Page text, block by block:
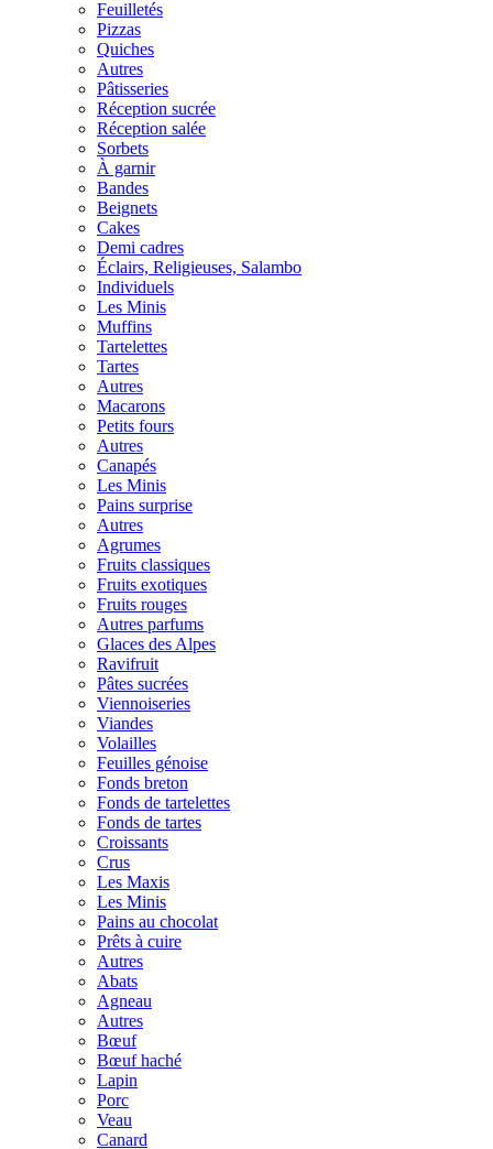
Feuilletés
Pizzas
Quiches
Autres
Pâtisseries
Réception sucrée
Réception salée
Sorbets
À garnir
Bandes
Beignets
Cakes
Demi cadres
Éclairs, Religieuses, Salambo
Individuels
Les Minis
Muffins
Tartelettes
Tartes
Autres
Macarons
Petits fours
Autres
Canapés
Les Minis
Pains surprise
Autres
Agrumes
Fruits classiques
Fruits exotiques
Fruits rouges
Autres parfums
Glaces des Alpes
Ravifruit
Pâtes sucrées
Viennoiseries
Viandes
Volailles
Feuilles génoise
Fonds breton
Fonds de tartelettes
Fonds de tartes
Croissants
Crus
Les Maxis
Les Minis
Pains au chocolat
Prêts à cuire
Autres
Abats
Agneau
Autres
Bœuf
Bœuf haché
Lapin
Porc
Veau
Canard